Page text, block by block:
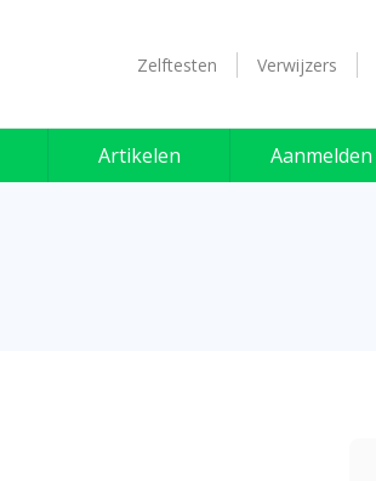
Zelftesten Verwijzers
Artikelen Aanmelden